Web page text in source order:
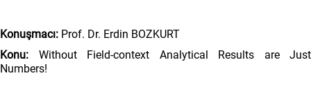
Konuşmacı: Prof. Dr. Erdin BOZKURT
Konu: Without Field-context Analytical Results are Just
Numbers!